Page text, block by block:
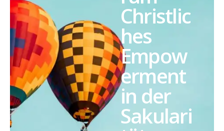
Christlic
hes
Empow
erment
in der
Sakulari